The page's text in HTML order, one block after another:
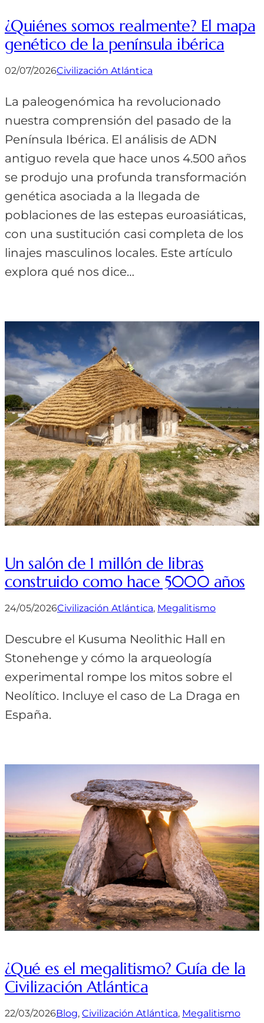
¿Quiénes somos realmente? El mapa
genético de la península ibérica
02/07/2026Civilización Atlántica
La paleogenómica ha revolucionado
nuestra comprensión del pasado de la
Península Ibérica. El análisis de ADN
antiguo revela que hace unos 4.500 años
se produjo una profunda transformación
genética asociada a la llegada de
poblaciones de las estepas euroasiáticas,
con una sustitución casi completa de los
linajes masculinos locales. Este artículo
explora qué nos dice…
Un salón de 1 millón de libras
construido como hace 5000 años
24/05/2026Civilización Atlántica, Megalitismo
Descubre el Kusuma Neolithic Hall en
Stonehenge y cómo la arqueología
experimental rompe los mitos sobre el
Neolítico. Incluye el caso de La Draga en
España.
¿Qué es el megalitismo? Guía de la
Civilización Atlántica
22/03/2026Blog, Civilización Atlántica, Megalitismo